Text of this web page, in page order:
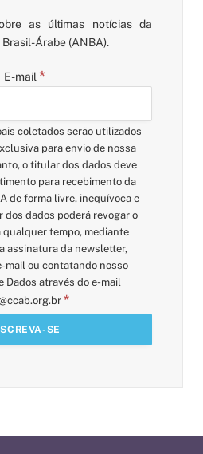
as últimas notícias da
Árabe (ANBA).
E-mail *
coletados serão utilizados
para envio de nossa
o titular dos dados deve
para recebimento da
de forma livre, inequívoca e
dos dados poderá revogar o
tempo, mediante
assinatura da newsletter,
mail ou contatando nosso
Dados através do e-mail
*